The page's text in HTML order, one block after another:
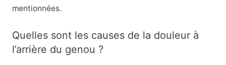
mentionnées.
Quelles sont les causes de la douleur à
l’arrière du genou ?